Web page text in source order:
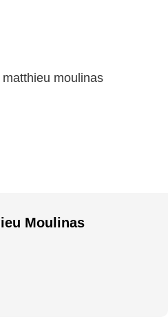
Moulinas